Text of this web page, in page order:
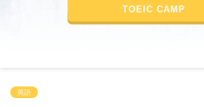
TOEIC CAMP
英語